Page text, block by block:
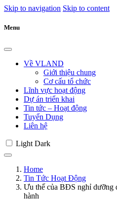
Skip to navigation Skip to content
Menu
Về VLAND
Giới thiệu chung
Cơ cấu tổ chức
Lĩnh vực hoạt động
Dự án triển khai
Tin tức – Hoạt động
Tuyển Dụng
Liên hệ
Light Dark
Home
Tin Tức Hoạt Động
Ưu thế của BĐS nghỉ dưỡng
hành